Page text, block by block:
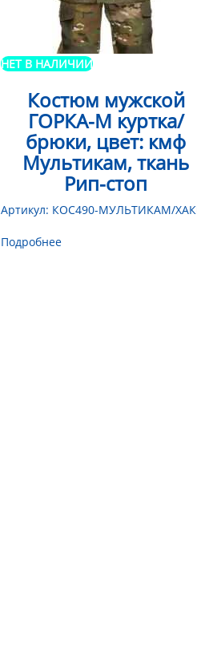
НЕТ В НАЛИЧИИ
Костюм мужской
ГОРКА-М куртка/
брюки, цвет: кмф
Мультикам, ткань
Рип-стоп
Артикул: КОС490-МУЛЬТИКАМ/
Подробнее